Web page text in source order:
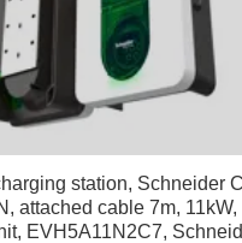
station, Schneider
attached cable 7m, 11kW,
EVH5A11N2C7,